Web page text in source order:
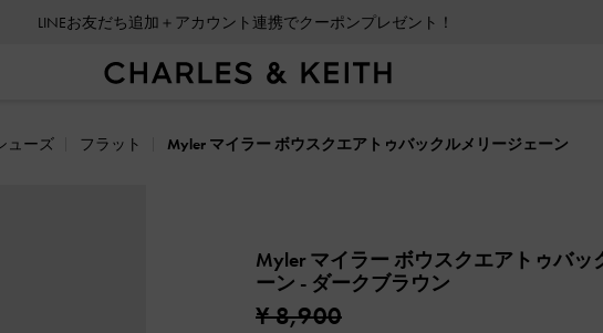
LINEお友だち追加＋アカウント連携でクーポンプレゼント！
ューズ フラット Myler マイラー ボウスクエアトゥバックルメリージェーン
Myler マイラー ボウスクエアトゥバッ
ーン - ダークブラウン
¥ 8,900